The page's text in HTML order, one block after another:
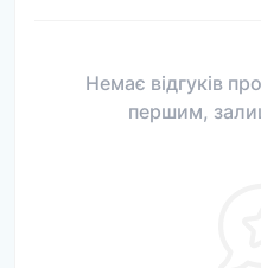
Немає відгуків
першим,